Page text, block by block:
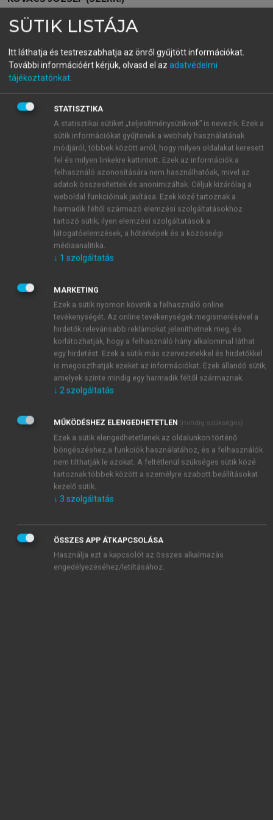
A biotechnológia etikai
menu_book OLVASÁS
A hatóságok és lakosság
közötti kommunikáció két
modellje
Hagyományosan, még demokratikus társadalmakban
is a hatóságok és az állampolgárok közötti
kommunikáció egyoldalú, felülről lefelé történik. Ezt
szokták DHV modellnek nevezni, melynek sorrendje:
Döntsd el! – Hirdesd ki! – Védd meg!
A modernebb – és demokratikusabb –
megközelítés a döntéshozók és az állampolgárok
közötti kétirányú kommunikációt, vagyis dialógust
jelent. Ez a tanácskozó (deliberatív) demokrácia
modellje, amikor az érintetteket olyan korán vonják
be a döntéshozatali folyamatba, amilyen korán csak
lehetséges, s a vélemények és az információk lehető
legszélesebb spektrumát használják fel. A fent
említett DHV modellel szemben ezt TÉM modellnek
nevezik: Találkozz! – Értsd meg! – Módosíts!
Deborah Oughton (2005): The Promises and Pitfalls of
Participation In: Laurens Landeweerd – Louis-Marie
BioTechnology-Ethics. An Introduction. Firenze:
Angelo PonteCorboli Editore (p. 307))
SÜTIK LISTÁJA
Itt láthatja és testreszabhatja az önről gyűjtött információkat.
További információért kérjük, olvasd el az adatvédelmi
tájékoztatónkat.
STATISZTIKA
A statisztikai sütiket „teljesítménysütiknek” is nevezik. Ezek a
sütik információkat gyűjtenek a webhely használatának
módjáról, többek között arról, hogy milyen oldalakat keresett
fel és milyen linkekre kattintott. Ezek az információk a
felhasználó azonosítására nem használhatóak, mivel az
adatok összesítettek és anonimizáltak. Céljuk kizárólag a
weboldal funkcióinak javítása. Ezek közé tartoznak a
harmadik féltől származó elemzési szolgáltatásokhoz
tartozó sütik; ilyen elemzési szolgáltatások a
látogatóelemzések, a hőtérképek és a közösségi
médiaanalitika.
↓ 1 szolgáltatás
MARKETING
Ezek a sütik nyomon követik a felhasználó online
tevékenységét. Az online tevékenységek megismerésével a
hirdetők relevánsabb reklámokat jeleníthetnek meg, és
korlátozhatják, hogy a felhasználó hány alkalommal láthat
egy hirdetést. Ezek a sütik más szervezetekkel és hirdetőkkel
is megoszthatják ezeket az információkat. Ezek állandó sütik,
amelyek szinte mindig egy harmadik féltől származnak.
↓ 2szolgáltatás
MŰKÖDÉSHEZ ELENGEDHETETLEN (mindig szükséges)
Ezek a sütik elengedhetetlenek az oldalunkon történő
böngészéshez,a funkciók használatához, és a felhasználók
nem tilthatják le azokat. A feltétlenül szükséges sütik közé
tartoznak többek között a személyre szabott beállításokat
kezelő sütik.
↓ 3 szolgáltatás
ÖSSZES APP ÁTKAPCSOLÁSA
Használja ezt a kapcsolót az összes alkalmazás
engedélyezéséhez/letiltásához.